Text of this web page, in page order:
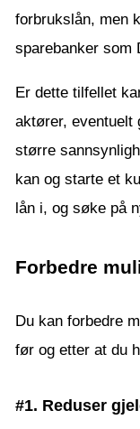
forbrukslån, men
sparebanker som
Er dette tilfellet
aktører, eventuelt
større
kan og starte et
lån i, og søke på
Forbedre
Du kan forbedre
før og etter at du
#1. Reduser